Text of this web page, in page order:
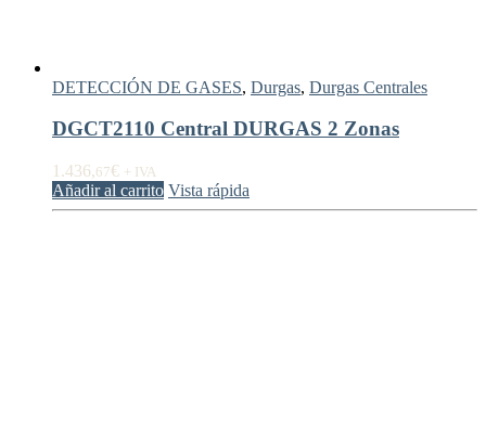
DETECCIÓN DE GASES, Durgas, Durgas Centrales
DGCT2110 Central DURGAS 2 Zonas
1.436,67€ + IVA
Añadir al carrito Vista rápida